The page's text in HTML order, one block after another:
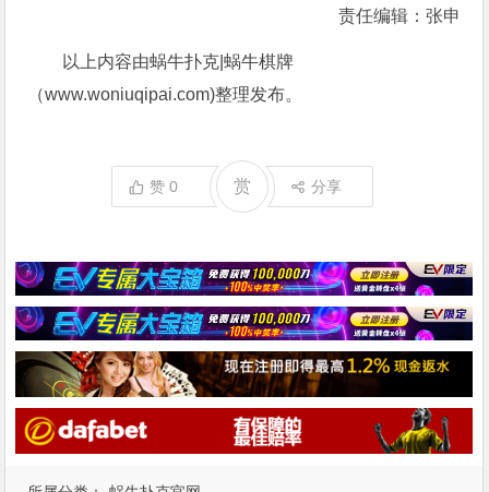
责任编辑：张申
以上内容由蜗牛扑克|蜗牛棋牌
（www.woniuqipai.com)整理发布。
赞0 赏 分享